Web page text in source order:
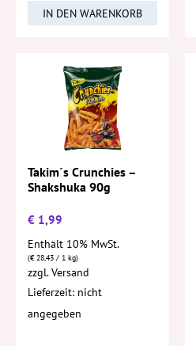
IN DEN WARENKORB
Takim´s Crunchies –
Shakshuka 90g
€ 1,99
Enthält 10% MwSt.
(€ 28,43 / 1 kg)
zzgl.Versand
Lieferzeit: nicht
angegeben